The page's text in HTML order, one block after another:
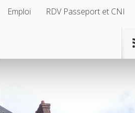
Emploi RDV Passeport et CNI